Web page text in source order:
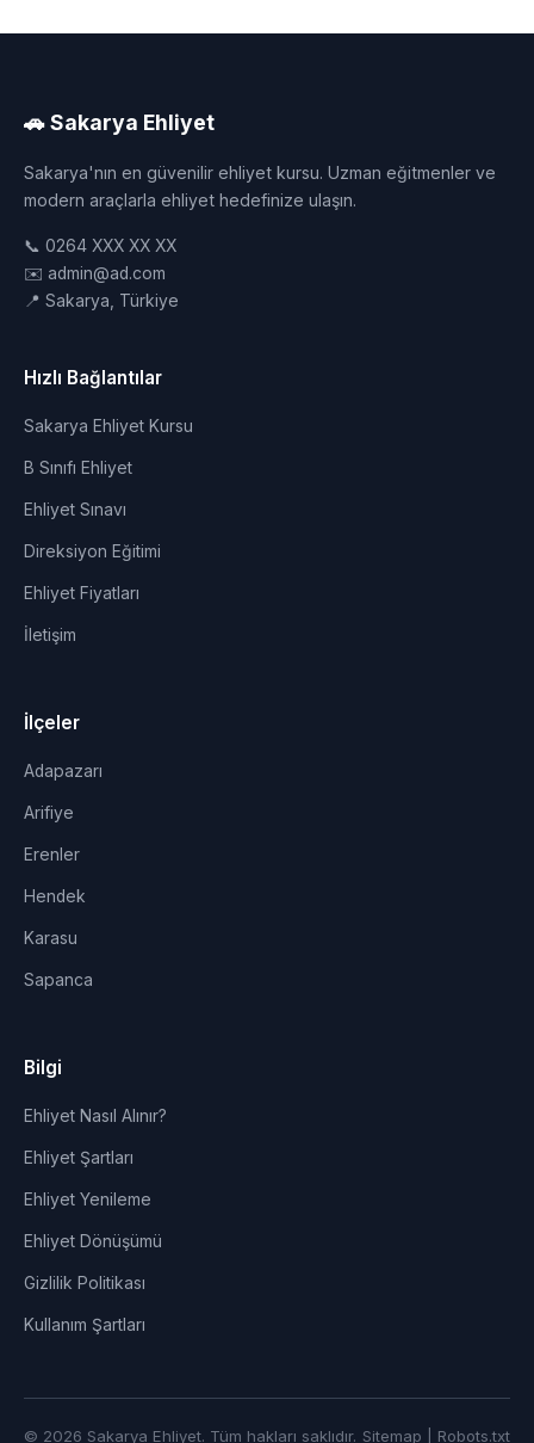
🚗 Sakarya Ehliyet
Sakarya'nın en güvenilir ehliyet kursu. Uzman eğitmenler ve
modern araçlarla ehliyet hedefinize ulaşın.
📞 0264 XXX XX XX
✉️ admin@ad.com
📍 Sakarya, Türkiye
Hızlı Bağlantılar
Sakarya Ehliyet Kursu
B Sınıfı Ehliyet
Ehliyet Sınavı
Direksiyon Eğitimi
Ehliyet Fiyatları
İletişim
İlçeler
Adapazarı
Arifiye
Erenler
Hendek
Karasu
Sapanca
Bilgi
Ehliyet Nasıl Alınır?
Ehliyet Şartları
Ehliyet Yenileme
Ehliyet Dönüşümü
Gizlilik Politikası
Kullanım Şartları
© 2026 Sakarya Ehliyet. Tüm hakları saklıdır. Sitemap Robots.txt